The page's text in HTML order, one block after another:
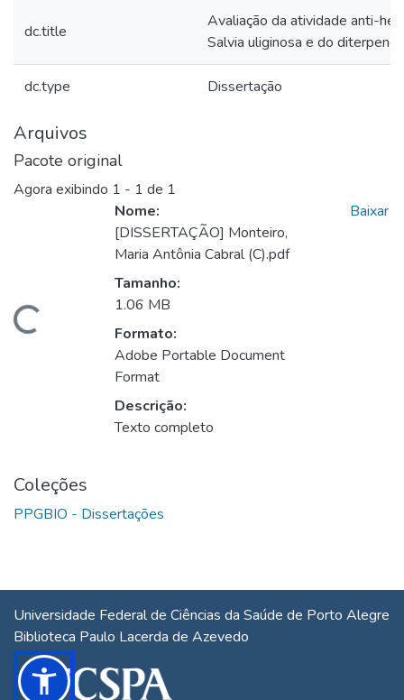
dc.title
Avaliação da atividade anti-
Salvia uliginosa e do diterpeno
dc.type Dissertação
Arquivos
Pacote original
Agora exibindo 1 - 1 de 1
Nome:
[DISSERTAÇÃO] Monteiro,
Maria Antônia Cabral (C).pdf
Tamanho:
1.06 MB
Formato:
Adobe Portable Document
Format
Descrição:
Texto completo
Baixar
Coleções
PPGBIO - Dissertações
Universidade Federal de Ciências da Saúde de Porto Alegre
Biblioteca Paulo Lacerda de Azevedo